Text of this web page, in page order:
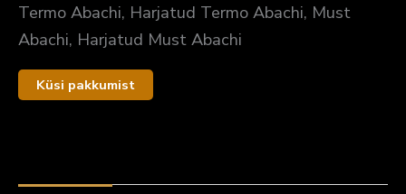
Termo Abachi, Harjatud Termo Abachi, Must
Abachi, Harjatud Must Abachi